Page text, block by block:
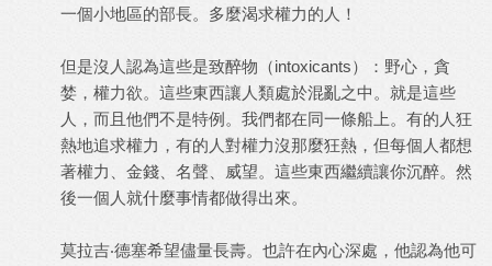
一個小地區的部長。多麼渴求權力的人！
但是沒人認為這些是致醉物（intoxicants）：野心，貪
婪，權力欲。這些東西讓人類處於混亂之中。就是這些
人，而且他們不是特例。我們都在同一條船上。有的人狂
熱地追求權力，有的人對權力沒那麼狂熱，但每個人都想
著權力、金錢、名聲、威望。這些東西繼續讓你沉醉。然
後一個人就什麼事情都做得出來。
莫拉吉‧德塞希望儘量長壽。也許在內心深處，他認為他可